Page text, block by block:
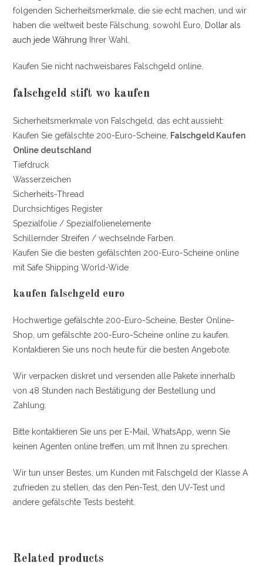
folgenden Sicherheitsmerkmale, die sie echt machen, und wir
haben die weltweit beste Fälschung, sowohl Euro, Dollar als
auch jede Währung Ihrer Wahl.
Kaufen Sie nicht nachweisbares Falschgeld online.
falschgeld stift wo kaufen
Sicherheitsmerkmale von Falschgeld, das echt aussieht:
Kaufen Sie gefälschte 200-Euro-Scheine, Falschgeld Kaufen
Online deutschland
Tiefdruck
Wasserzeichen
Sicherheits-Thread
Durchsichtiges Register
Spezialfolie / Spezialfolienelemente
Schillernder Streifen / wechselnde Farben.
Kaufen Sie die besten gefälschten 200-Euro-Scheine online
mit Safe Shipping World-Wide
kaufen falschgeld euro
Hochwertige gefälschte 200-Euro-Scheine, Bester Online-
Shop, um gefälschte 200-Euro-Scheine online zu kaufen.
Kontaktieren Sie uns noch heute für die besten Angebote.
Wir verpacken diskret und versenden alle Pakete innerhalb
von 48 Stunden nach Bestätigung der Bestellung und
Zahlung.
Bitte kontaktieren Sie uns per E-Mail, WhatsApp, wenn Sie
keinen Agenten online treffen, um mit Ihnen zu sprechen.
Wir tun unser Bestes, um Kunden mit Falschgeld der Klasse A
zufrieden zu stellen, das den Pen-Test, den UV-Test und
andere gefälschte Tests besteht.
Related products